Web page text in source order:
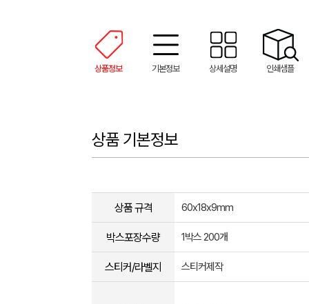
상품정보 기본정보 상세설명 인쇄샘플
상품 기본정보
상품 규격 60x18x9mm
박스포장수량 1박스 200개
스티커/라벨지 스티커제작